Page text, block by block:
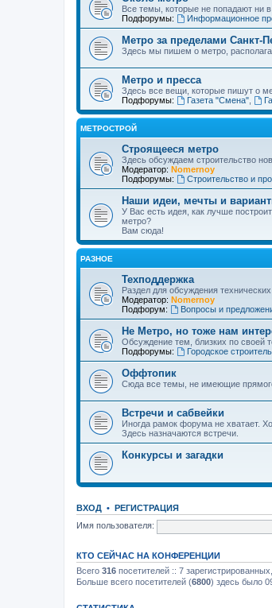
Все темы, которые не попадают ни
Подфорумы:
Информационное
Метро за пределами Санкт-
Здесь мы пишем о метро,
Метро и пресса
Здесь все вещи, которые пишут о
Подфорумы:
Газета "Смена",
МЕТРОСТРОЙ
Строящееся метро
Здесь обсуждаем строительство
Модератор: Nomernoy
Подфорумы:
Строительство и
Наши идеи, мечты и
У Вас есть идея, как лучше
метро?
Вам сюда!
РАЗНОЕ
Техподдержка
Раздел для обсуждения
Модератор: Nomernoy
Подфорум:
Вопросы и
Не Метро, но тоже нам
Обсуждение тем, близких по своей
Подфорумы:
Городское
Оффтопик
Сюда все темы, не имеющие
Встречи и сабвейки
Иногда рамок форума не хватает.
Здесь назначаются встречи.
Конкурсы и загадки
ВХОД • РЕГИСТРАЦИЯ
Имя пользователя:
КТО СЕЙЧАС НА КОНФЕРЕНЦИИ
Всего 316 посетителей :: 7
Больше всего посетителей (6800) здесь было